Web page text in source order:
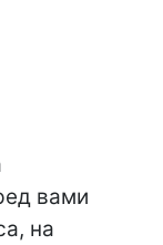
вами
на